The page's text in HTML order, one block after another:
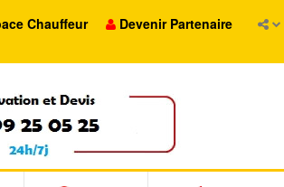
Chauffeur Devenir Partenaire